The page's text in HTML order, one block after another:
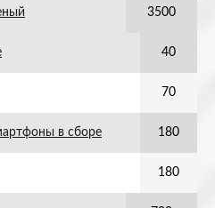
3500
40
70
в сборе 180
180